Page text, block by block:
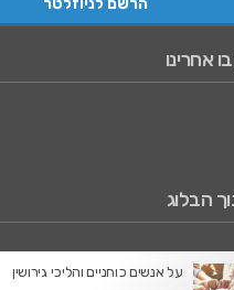
אחרינו
הבלוג
על אנשים כוחניים והליכי גירושין